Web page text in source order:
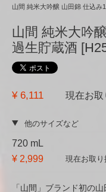
山間 純米大吟醸 山田錦 仕込み
山間 純米大吟
過生貯蔵酒
¥ 6,111 現在お取
他のサイズなど
720 mL
¥ 2,999
現在お取り
「山間」ブランド初の